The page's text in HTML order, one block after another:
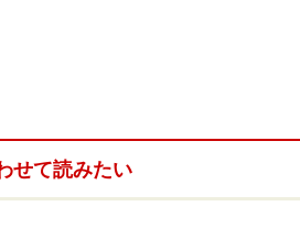
も本数が多く、移動時間も多少短
っていない町があったり、目的
せて読みたい